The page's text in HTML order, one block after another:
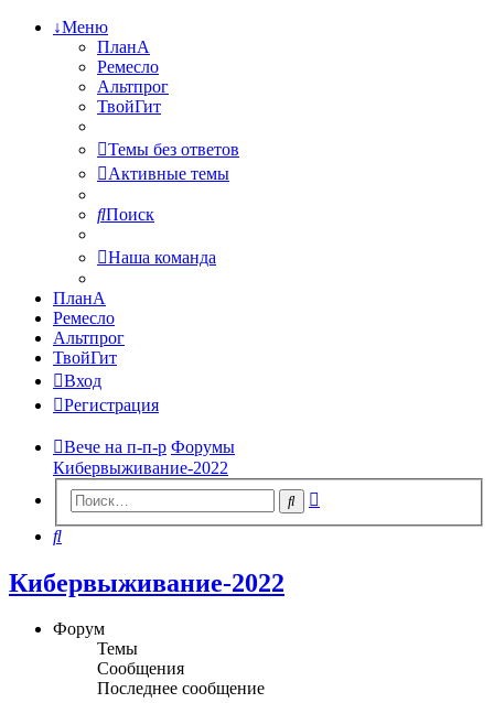
↓Меню
ПланА
Ремесло
Альтпрог
ТвойГит
Темы без ответов
Активные темы
Поиск
Наша команда
ПланА
Ремесло
Альтпрог
ТвойГит
Вход
Регистрация
Вече на п-п-р Форумы
Кибервыживание-2022
Поиск
Поиск
Кибервыживание-2022
Форум
Темы
Сообщения
Последнее сообщение